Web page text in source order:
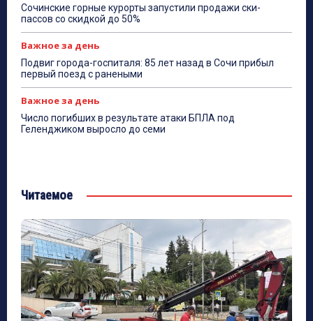
Сочинские горные курорты запустили продажи ски-
пассов со скидкой до 50%
Важное за день
Подвиг города-госпиталя: 85 лет назад в Сочи прибыл
первый поезд с ранеными
Важное за день
Число погибших в результате атаки БПЛА под
Геленджиком выросло до семи
Читаемое